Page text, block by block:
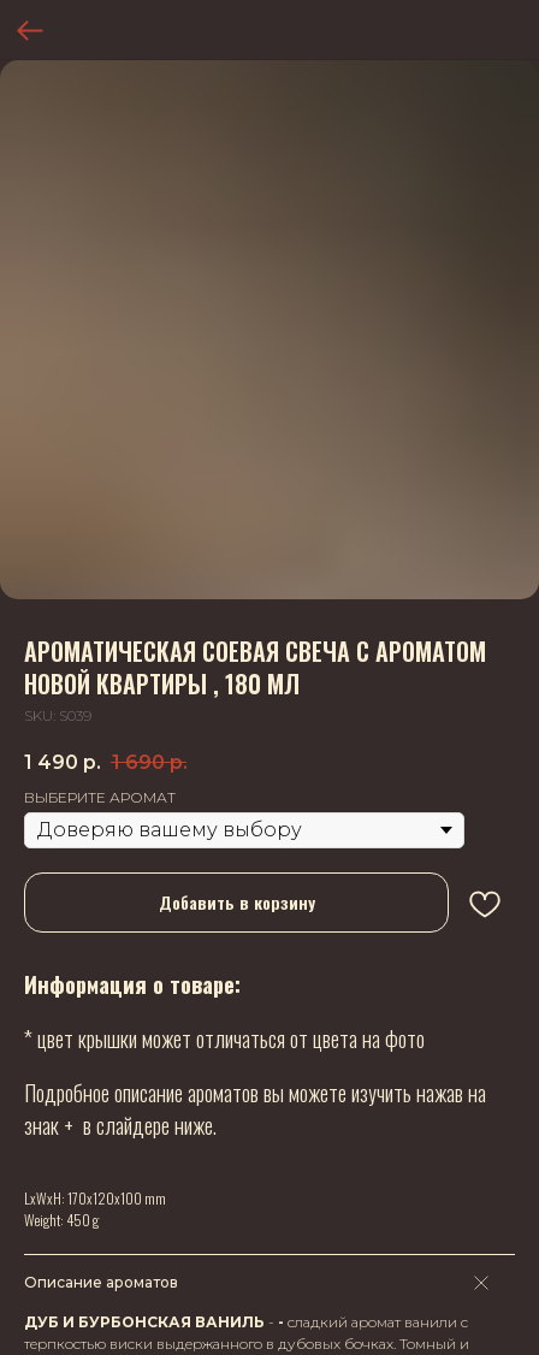
АРОМАТИЧЕСКАЯ СОЕВАЯ СВЕЧА С АРОМАТОМ
НОВОЙ КВАРТИРЫ , 180 МЛ
SKU: S039
1 490 р. 1 690 р.
ВЫБЕРИТЕ АРОМАТ
Добавить в корзину
Информация о товаре:
* цвет крышки может отличаться от цвета на фото
Подробное описание ароматов вы можете изучить нажав на
знак + в слайдере ниже.
LxWxH: 170x120x100 mm
Weight: 450 g
Описание ароматов
ДУБ И БУРБОНСКАЯ ВАНИЛЬ - - сладкий аромат ванили с
терпкостью виски выдержанного в дубовых бочках. Томный и